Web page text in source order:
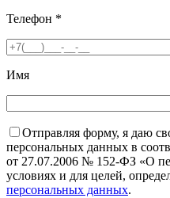
Телефон *
Имя
Отправляя форму, я даю
персональных данных в
от 27.07.2006 № 152-ФЗ «О
условиях и для целей,
персональных данных.